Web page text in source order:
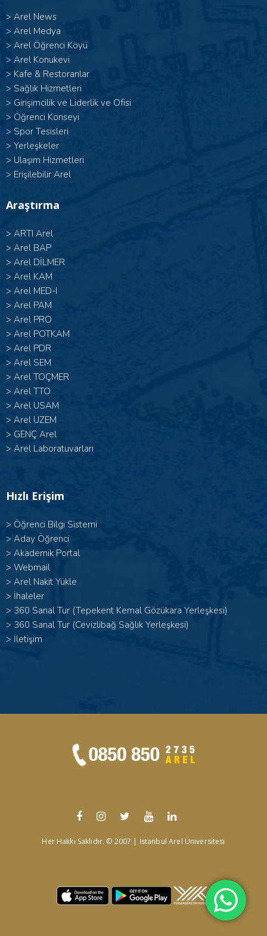
> Arel News
> Arel Medya
> Arel Öğrenci Köyü
> Arel Konukevi
> Kafe & Restoranlar
> Sağlık Hizmetleri
> Girişimcilik ve Liderlik ve Ofisi
> Öğrenci Konseyi
> Spor Tesisleri
> Yerleşkeler
> Ulaşım Hizmetleri
> Erişilebilir Arel
Araştırma
> ARTI Arel
> Arel BAP
> Arel DİLMER
> Arel KAM
> Arel MED-I
> Arel PAM
> Arel PRO
> Arel POTKAM
> Arel PDR
> Arel SEM
> Arel TOÇMER
> Arel TTO
> Arel USAM
> Arel UZEM
> GENÇ Arel
> Arel Laboratuvarları
Hızlı Erişim
> Öğrenci Bilgi Sistemi
> Aday Öğrenci
> Akademik Portal
> Webmail
> Arel Nakit Yükle
> İhaleler
> 360 Sanal Tur (Tepekent Kemal Gözükara Yerleşkesi)
> 360 Sanal Tur (Cevizlibağ Sağlık Yerleşkesi)
> İletişim
Her Hakkı Saklıdır. © 2007 | İstanbul Arel Üniversitesi